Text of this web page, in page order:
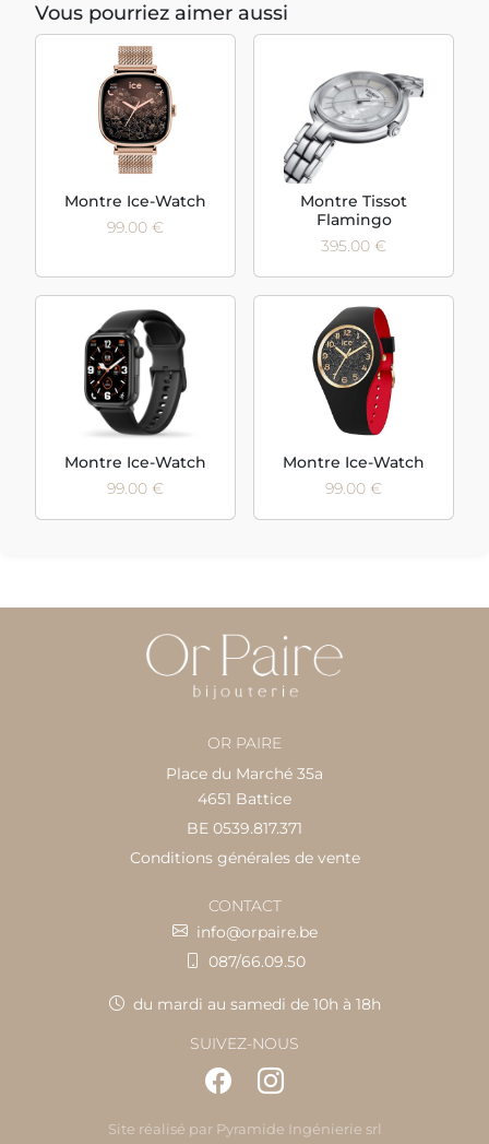
Vous pourriez aimer aussi
Montre Ice-Watch
99.00 €
Montre Tissot
Flamingo
395.00 €
Montre Ice-Watch
99.00 €
Montre Ice-Watch
99.00 €
OR PAIRE
Place du Marché 35a
4651 Battice
BE 0539.817.371
Conditions générales de vente
CONTACT
info@orpaire.be
087/66.09.50
du mardi au samedi de 10h à 18h
SUIVEZ-NOUS
Site réalisé par Pyramide Ingénierie srl